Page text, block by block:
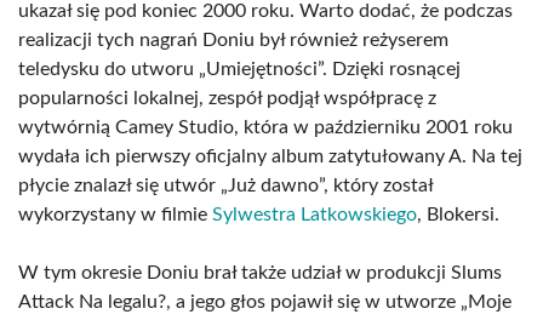
ukazał się pod koniec 2000 roku. Warto dodać, że podczas
realizacji tych nagrań Doniu był również reżyserem
teledysku do utworu „Umiejętności”. Dzięki rosnącej
popularności lokalnej, zespół podjął współpracę z
wytwórnią Camey Studio, która w październiku 2001 roku
wydała ich pierwszy oficjalny album zatytułowany A. Na tej
płycie znalazł się utwór „Już dawno”, który został
wykorzystany w filmie Sylwestra Latkowskiego, Blokersi.
W tym okresie Doniu brał także udział w produkcji Slums
Attack Na legalu?, a jego głos pojawił się w utworze „Moje